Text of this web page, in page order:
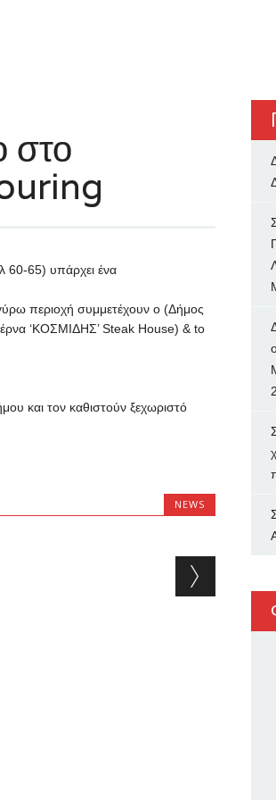
στο
60-65) υπάρχει ένα
περιοχή συμμετέχουν ο (Δήμος
‘ΚΟΣΜΙΔΗΣ’ Steak House) & to
και τον καθιστούν ξεχωριστό
NEWS